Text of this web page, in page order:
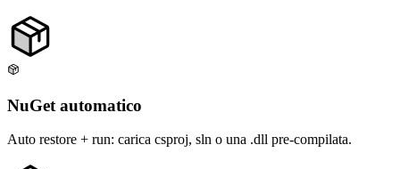
NuGet automatico
Auto restore + run: carica csproj, sln o una .dll pre-compilata.